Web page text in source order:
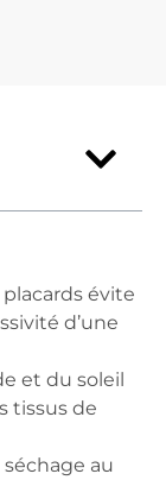
placards évite
d’une
et du soleil
tissus de
séchage au